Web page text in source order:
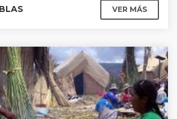
VER MÁS